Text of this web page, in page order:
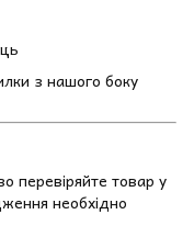
з нашого боку
перевіряйте товар у
необхідно